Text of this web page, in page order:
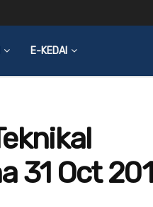
E-KEDAI
31 Oct